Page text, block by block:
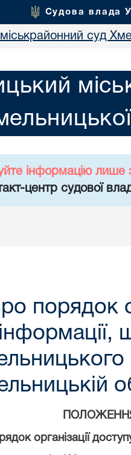
Судова влада
суд
інформацію лише
центр судової
порядок
організації доступу